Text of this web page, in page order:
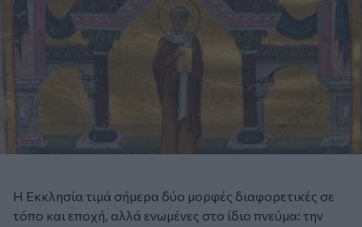
Η Εκκλησία τιμά σήμερα δύο μορφές διαφορετικές σε
τόπο και εποχή, αλλά ενωμένες στο ίδιο πνεύμα: την